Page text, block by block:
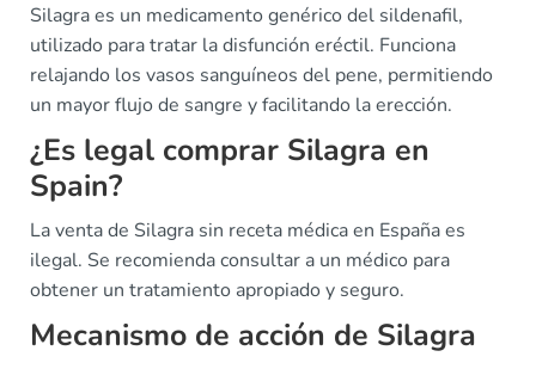
Silagra es un medicamento genérico del sildenafil,
utilizado para tratar la disfunción eréctil. Funciona
relajando los vasos sanguíneos del pene, permitiendo
un mayor flujo de sangre y facilitando la erección.
¿Es legal comprar Silagra en
Spain?
La venta de Silagra sin receta médica en España es
ilegal. Se recomienda consultar a un médico para
obtener un tratamiento apropiado y seguro.
Mecanismo de acción de Silagra